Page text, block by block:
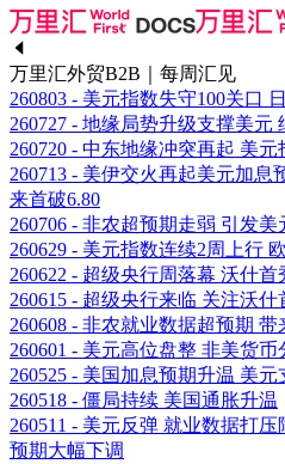
万里汇外贸B2B｜每周汇见
260803 - 美元指数失守100关口
260727 - 地缘局势升级支撑美元
260720 - 中东地缘冲突再起 美
260713 - 美伊交火再起美元加
来首破6.80
260706 - 非农超预期走弱 引发
260629 - 美元指数连续2周上行
260622 - 超级央行周落幕 沃什
260615 - 超级央行来临 关注沃什
260608 - 非农就业数据超预期
260601 - 美元高位盘整 非美货币
260525 - 美国加息预期升温 美
260518 - 僵局持续 美国通胀升温
260511 - 美元反弹 就业数据打
预期大幅下调